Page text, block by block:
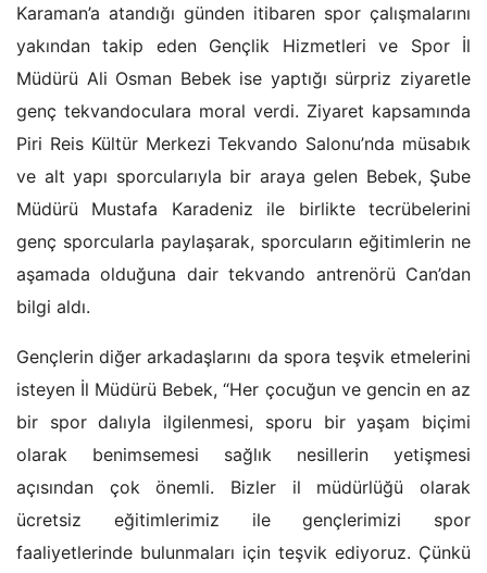
Karaman’a atandığı günden itibaren spor çalışmalarını
yakından takip eden Gençlik Hizmetleri ve Spor İl
Müdürü Ali Osman Bebek ise yaptığı sürpriz ziyaretle
genç tekvandoculara moral verdi. Ziyaret kapsamında
Piri Reis Kültür Merkezi Tekvando Salonu’nda müsabık
ve alt yapı sporcularıyla bir araya gelen Bebek, Şube
Müdürü Mustafa Karadeniz ile birlikte tecrübelerini
genç sporcularla paylaşarak, sporcuların eğitimlerin ne
aşamada olduğuna dair tekvando antrenörü Can’dan
bilgi aldı.
Gençlerin diğer arkadaşlarını da spora teşvik etmelerini
isteyen İl Müdürü Bebek, “Her çocuğun ve gencin en az
bir spor dalıyla ilgilenmesi, sporu bir yaşam biçimi
olarak benimsemesi sağlık nesillerin yetişmesi
açısından çok önemli. Bizler il müdürlüğü olarak
ücretsiz eğitimlerimiz ile gençlerimizi spor
faaliyetlerinde bulunmaları için teşvik ediyoruz. Çünkü